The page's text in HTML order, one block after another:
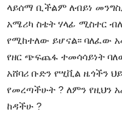
ላይሰማ ቢችልም ለብይነ
አሜሪካ ስቴት ሃላፊ ሚስተር
የሚከተለው ይሆናል፡፡ ባለፈው
የዘር ጭፍጨፋ ተመሳሳይነት
አሸባሪ ቡድን የሢቪል ዜጎችን
የመረጣችሁት ? ለምን የዚህን
ከዳችሁ ?